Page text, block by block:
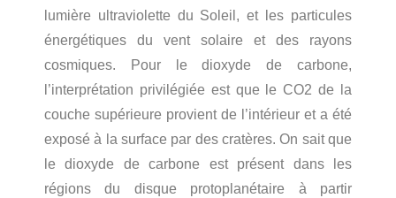
lumière ultraviolette du Soleil, et les particules
énergétiques du vent solaire et des rayons
cosmiques. Pour le dioxyde de carbone,
l’interprétation privilégiée est que le CO2 de la
couche supérieure provient de l’intérieur et a été
exposé à la surface par des cratères. On sait que
le dioxyde de carbone est présent dans les
régions du disque protoplanétaire à partir